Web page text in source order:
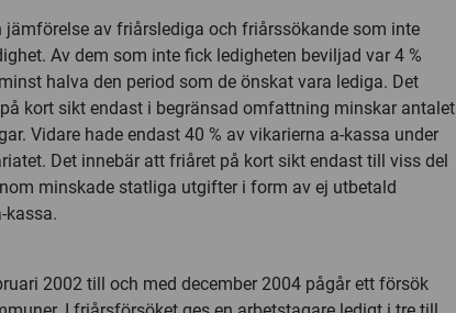
jämförelse av friårslediga och friårssökande som inte
Av dem som inte fick ledigheten beviljad var 4 %
halva den period som de önskat vara lediga. Det
kort sikt endast i begränsad omfattning minskar antalet
Vidare hade endast 40 % av vikarierna a-kassa under
Det innebär att friåret på kort sikt endast till viss del
minskade statliga utgifter i form av ej utbetald
kassa.
2002 till och med december 2004 pågår ett försök